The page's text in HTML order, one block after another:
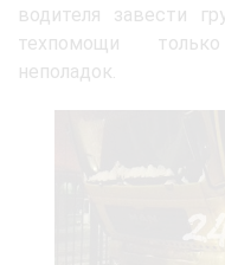
водителя завести
техпомощи
неполадок.